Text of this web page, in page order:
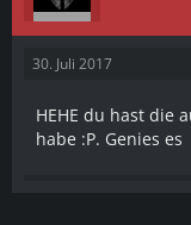
30. Juli 2017
HEHE du hast die
habe :P. Genies es